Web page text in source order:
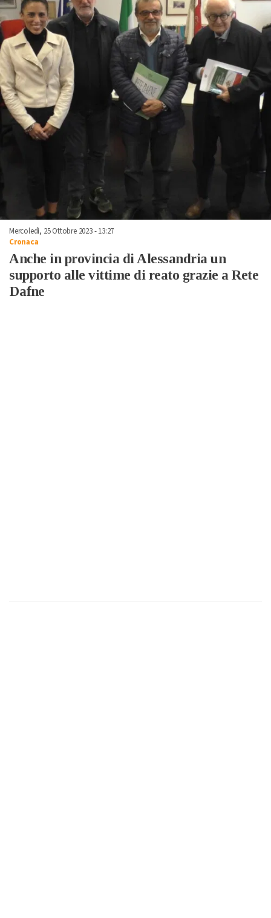
Mercoledì, 25 Ottobre 2023 - 13:27
Cronaca
Anche in provincia di Alessandria un
supporto alle vittime di reato grazie a Rete
Dafne